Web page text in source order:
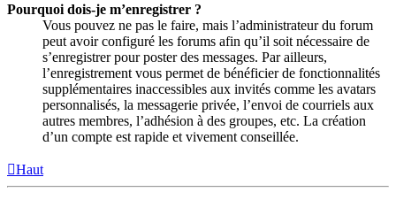
Pourquoi dois-je m’enregistrer ?
Vous pouvez ne pas le faire, mais l’administrateur du forum
peut avoir configuré les forums afin qu’il soit nécessaire de
s’enregistrer pour poster des messages. Par ailleurs,
l’enregistrement vous permet de bénéficier de fonctionnalités
supplémentaires inaccessibles aux invités comme les avatars
personnalisés, la messagerie privée, l’envoi de courriels aux
autres membres, l’adhésion à des groupes, etc. La création
d’un compte est rapide et vivement conseillée.
Haut